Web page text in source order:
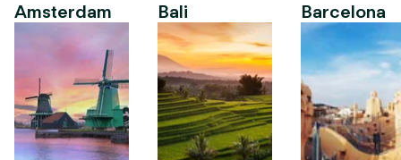
Amsterdam
Bali Barcelona